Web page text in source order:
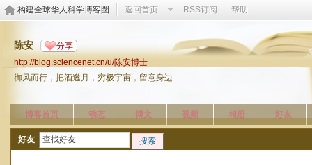
构建全球华人科学博客圈 返回首页 RSS订阅 帮助
陈安 分享
http://blog.sciencenet.cn/u/陈安博士
御风而行，把酒邀月，穷极宇宙，留意身边
博客首页 动态 博文 视频 相册 好友
好友 搜索